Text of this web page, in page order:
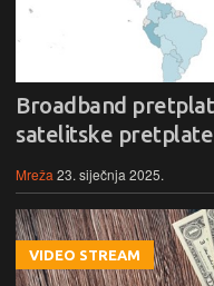
Broadband
satelitske pretplate
Mreža 23. siječnja 2025.
VIDEO STREAM